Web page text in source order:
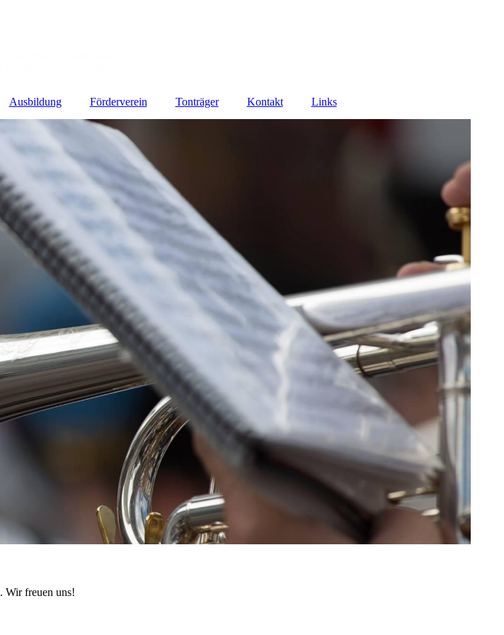
Ausbildung Förderverein Tonträger Kontakt Links
. Wir freuen uns!